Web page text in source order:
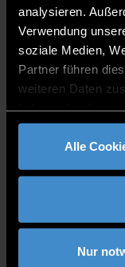
analysieren.
Verwendung
soziale Medien,
Partner führen
weiteren Daten
gesammelt haben.
Alle
Nur
in Elternzeit
H 210
0991/3615-